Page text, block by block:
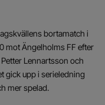
bortamatch i
mot Ängelholms FF efter
Lennartsson och
gick upp i serieledning
mer spelad.